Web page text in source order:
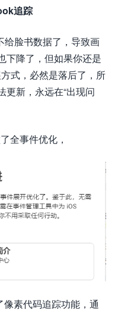
追踪
给脸书数据了，导致画
下降了，但如果你还是
式，必然是落后了，所
更新，永远在“出现问
全事件优化，
素代码追踪功能，通